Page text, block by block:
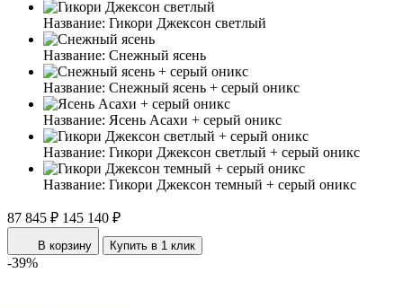
Название: Гикори Джексон светлый
Название: Снежный ясень
Название: Снежный ясень + серый оникс
Название: Ясень Асахи + серый оникс
Название: Гикори Джексон светлый + серый оникс
Название: Гикори Джексон темный + серый оникс
87 845 ₽ 145 140 ₽
В корзину Купить в 1 клик
-39%